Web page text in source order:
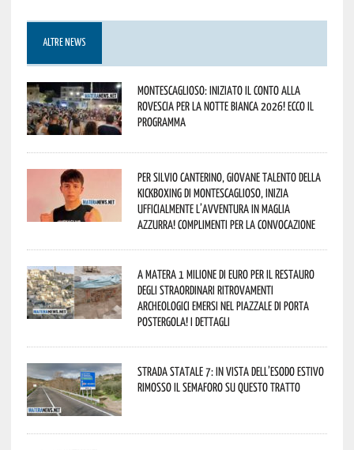
ALTRE NEWS
Montescaglioso: iniziato il conto alla
rovescia per la Notte Bianca 2026! Ecco il
programma
Per Silvio Canterino, giovane talento della
kickboxing di Montescaglioso, inizia
ufficialmente l’avventura in maglia
azzurra! Complimenti per la convocazione
A Matera 1 milione di euro per il restauro
degli straordinari ritrovamenti
archeologici emersi nel piazzale di Porta
Postergola! I dettagli
Strada statale 7: in vista dell’esodo estivo
rimosso il semaforo su questo tratto